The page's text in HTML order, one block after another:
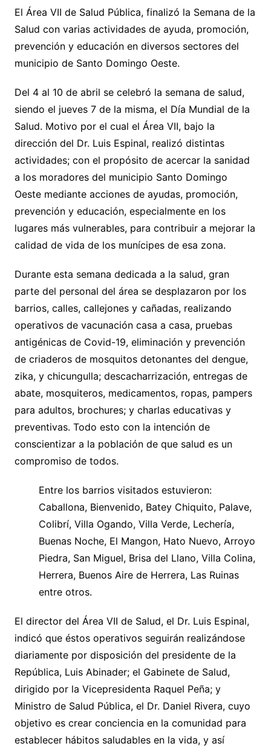
El Área VII de Salud Pública, finalizó la Semana de la
Salud con varias actividades de ayuda, promoción,
prevención y educación en diversos sectores del
municipio de Santo Domingo Oeste.
Del 4 al 10 de abril se celebró la semana de salud,
siendo el jueves 7 de la misma, el Día Mundial de la
Salud. Motivo por el cual el Área VII, bajo la
dirección del Dr. Luis Espinal, realizó distintas
actividades; con el propósito de acercar la sanidad
a los moradores del municipio Santo Domingo
Oeste mediante acciones de ayudas, promoción,
prevención y educación, especialmente en los
lugares más vulnerables, para contribuir a mejorar la
calidad de vida de los munícipes de esa zona.
Durante esta semana dedicada a la salud, gran
parte del personal del área se desplazaron por los
barrios, calles, callejones y cañadas, realizando
operativos de vacunación casa a casa, pruebas
antigénicas de Covid-19, eliminación y prevención
de criaderos de mosquitos detonantes del dengue,
zika, y chicungulla; descacharrización, entregas de
abate, mosquiteros, medicamentos, ropas, pampers
para adultos, brochures; y charlas educativas y
preventivas. Todo esto con la intención de
conscientizar a la población de que salud es un
compromiso de todos.
Entre los barrios visitados estuvieron:
Caballona, Bienvenido, Batey Chiquito, Palave,
Colibrí, Villa Ogando, Villa Verde, Lechería,
Buenas Noche, El Mangon, Hato Nuevo, Arroyo
Piedra, San Miguel, Brisa del Llano, Villa Colina,
Herrera, Buenos Aire de Herrera, Las Ruinas
entre otros.
El director del Área VII de Salud, el Dr. Luis Espinal,
indicó que éstos operativos seguirán realizándose
diariamente por disposición del presidente de la
República, Luis Abinader; el Gabinete de Salud,
dirigido por la Vicepresidenta Raquel Peña; y
Ministro de Salud Pública, el Dr. Daniel Rivera, cuyo
objetivo es crear conciencia en la comunidad para
establecer hábitos saludables en la vida, y así